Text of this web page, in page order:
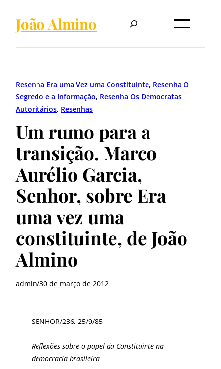
João Almino
Resenha Era uma Vez uma Constituinte, Resenha O
Segredo e a Informação, Resenha Os Democratas
Autoritários, Resenhas
Um rumo para a
transição. Marco
Aurélio Garcia,
Senhor, sobre Era
uma vez uma
constituinte, de João
Almino
admin/30 de março de 2012
SENHOR/236, 25/9/85
Reflexões sobre o papel da Constituinte na
democracia brasileira